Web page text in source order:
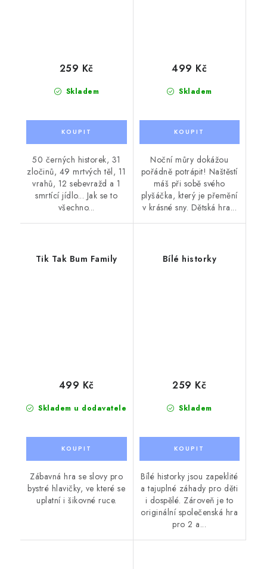
Skladem
259 Kč
50 černých historek, 31
zločinů, 49 mrtvých těl, 11
vrahů, 12 sebevražd a 1
smrtící jídlo... Jak se to
všechno...
Skladem
499 Kč
Noční můry dokážou
pořádně potrápit! Naštěstí
máš při sobě svého
plyšáčka, který je přemění
v krásné sny. Dětská hra...
Tik Tak Bum Family
Skladem u dodavatele
499 Kč
Zábavná hra se slovy pro
bystré hlavičky, ve které se
uplatní i šikovné ruce.
Bílé historky
Skladem
259 Kč
Bílé historky jsou zapeklité
a tajuplné záhady pro děti
i dospělé. Zároveň je to
originální společenská hra
pro 2 a...